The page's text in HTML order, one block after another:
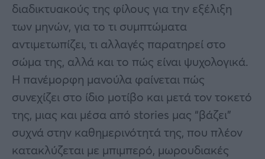
διαδικτυακούς της φίλους για την εξέλιξη
των μηνών, για το τι συμπτώματα
αντιμετωπίζει, τι αλλαγές παρατηρεί στο
σώμα της, αλλά και το πώς είναι ψυχολογικά.
Η πανέμορφη μανούλα φαίνεται πώς
συνεχίζει στο ίδιο μοτίβο και μετά τον τοκετό
της, μιας και μέσα από stories μας “βάζει”
συχνά στην καθημερινότητά της, που πλέον
κατακλύζεται με μπιμπερό, μωρουδιακές